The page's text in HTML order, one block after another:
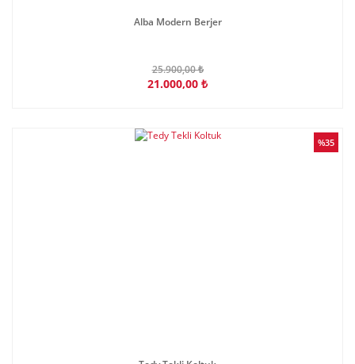
Alba Modern Berjer
25.900,00 ₺
21.000,00 ₺
%35